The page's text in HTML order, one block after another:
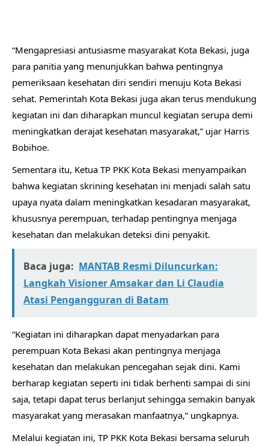
“Mengapresiasi antusiasme masyarakat Kota Bekasi, juga
para panitia yang menunjukkan bahwa pentingnya
pemeriksaan kesehatan diri sendiri menuju Kota Bekasi
sehat. Pemerintah Kota Bekasi juga akan terus mendukung
kegiatan ini dan diharapkan muncul kegiatan serupa demi
meningkatkan derajat kesehatan masyarakat,” ujar Harris
Bobihoe.
Sementara itu, Ketua TP PKK Kota Bekasi menyampaikan
bahwa kegiatan skrining kesehatan ini menjadi salah satu
upaya nyata dalam meningkatkan kesadaran masyarakat,
khususnya perempuan, terhadap pentingnya menjaga
kesehatan dan melakukan deteksi dini penyakit.
Baca juga: MANTAB Resmi Diluncurkan:
Langkah Visioner Amsakar dan Li Claudia
Atasi Pengangguran di Batam
“Kegiatan ini diharapkan dapat menyadarkan para
perempuan Kota Bekasi akan pentingnya menjaga
kesehatan dan melakukan pencegahan sejak dini. Kami
berharap kegiatan seperti ini tidak berhenti sampai di sini
saja, tetapi dapat terus berlanjut sehingga semakin banyak
masyarakat yang merasakan manfaatnya,” ungkapnya.
Melalui kegiatan ini, TP PKK Kota Bekasi bersama seluruh